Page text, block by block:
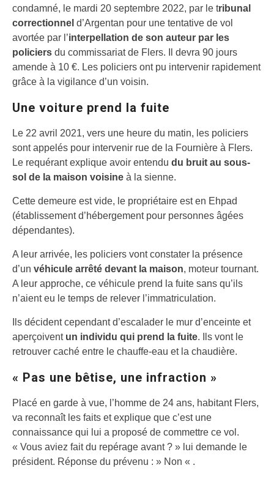
condamné, le mardi 20 septembre 2022, par le tribunal
correctionnel d’Argentan pour une tentative de vol
avortée par l’interpellation de son auteur par les
policiers du commissariat de Flers. Il devra 90 jours
amende à 10 €. Les policiers ont pu intervenir rapidement
grâce à la vigilance d’un voisin.
Une voiture prend la fuite
Le 22 avril 2021, vers une heure du matin, les policiers
sont appelés pour intervenir rue de la Fournière à Flers.
Le requérant explique avoir entendu du bruit au sous-
sol de la maison voisine à la sienne.
Cette demeure est vide, le propriétaire est en Ehpad
(établissement d’hébergement pour personnes âgées
dépendantes).
A leur arrivée, les policiers vont constater la présence
d’un véhicule arrêté devant la maison, moteur tournant.
A leur approche, ce véhicule prend la fuite sans qu’ils
n’aient eu le temps de relever l’immatriculation.
Ils décident cependant d’escalader le mur d’enceinte et
aperçoivent un individu qui prend la fuite. Ils vont le
retrouver caché entre le chauffe-eau et la chaudière.
« Pas une bêtise, une infraction »
Placé en garde à vue, l’homme de 24 ans, habitant Flers,
va reconnaît les faits et explique que c’est une
connaissance qui lui a proposé de commettre ce vol.
« Vous aviez fait du repérage avant ? » lui demande le
président. Réponse du prévenu : » Non « .